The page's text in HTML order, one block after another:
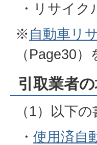
・リサイク
※ 自動車リ
（Page30）
引取業者
（1）以下
・ 使用済自